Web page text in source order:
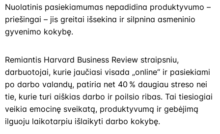
Nuolatinis pasiekiamumas nepadidina produktyvumo –
priešingai – jis greitai išsekina ir silpnina asmeninio
gyvenimo kokybę.
Remiantis Harvard Business Review straipsniu,
darbuotojai, kurie jaučiasi visada „online“ ir pasiekiami
po darbo valandų, patiria net 40 % daugiau streso nei
tie, kurie turi aiškias darbo ir poilsio ribas. Tai tiesiogiai
veikia emocinę sveikatą, produktyvumą ir gebėjimą
ilguoju laikotarpiu išlaikyti darbo kokybę.